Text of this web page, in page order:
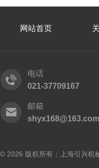
网站首页
电话
021-37709167
邮箱
shyx168@163.com
© 2026 版权所有：上海引兴机